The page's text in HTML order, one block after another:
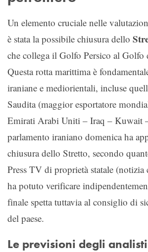
Un elemento cruciale nelle
è stata la possibile chiusura dello
che collega il Golfo Persico al Golfo
Questa rotta marittima è
iraniane e mediorientali, incluse
Saudita (maggior esportatore
Emirati Arabi Uniti – Iraq – Kuwait
parlamento iraniano domenica ha
chiusura dello Stretto, secondo
Press TV di proprietà statale
ha potuto verificare
finale spetta tuttavia al consiglio di
del paese.
Le previsioni degli